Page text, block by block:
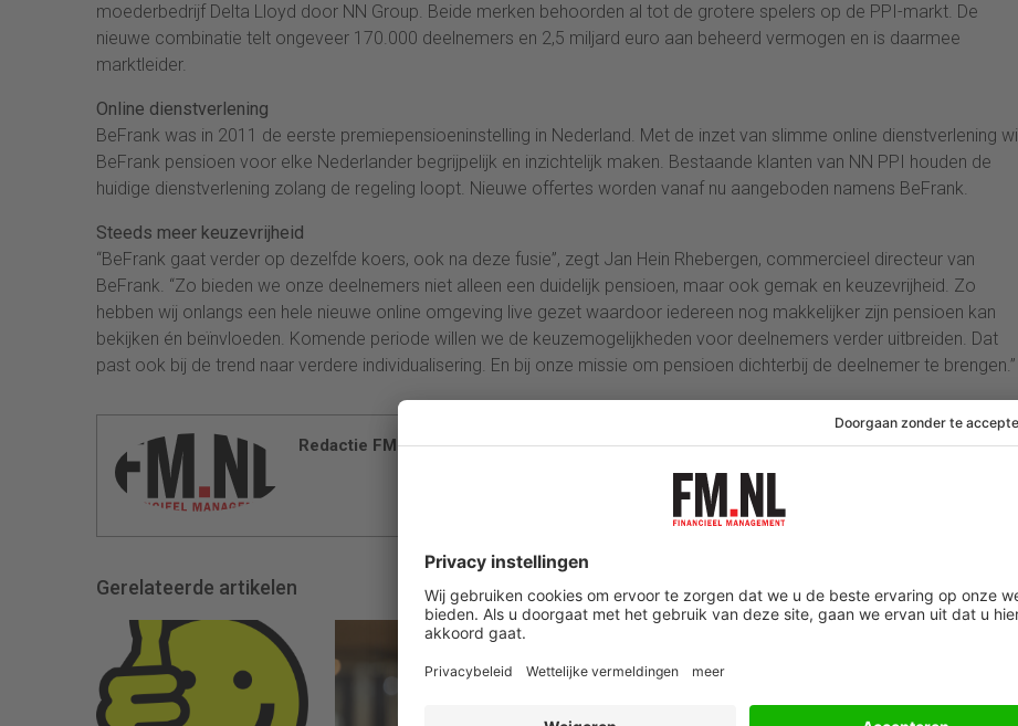
moederbedrijf Delta Lloyd door NN Group. Beide merken behoorden al tot de grotere spelers op de PPI-markt. De
nieuwe combinatie telt ongeveer 170.000 deelnemers en 2,5 miljard euro aan beheerd vermogen en is daarmee
marktleider.
Online dienstverlening
BeFrank was in 2011 de eerste premiepensioeninstelling in Nederland. Met de inzet van slimme online dienstverlening wil
BeFrank pensioen voor elke Nederlander begrijpelijk en inzichtelijk maken. Bestaande klanten van NN PPI houden de
huidige dienstverlening zolang de regeling loopt. Nieuwe offertes worden vanaf nu aangeboden namens BeFrank.
Steeds meer keuzevrijheid
“BeFrank gaat verder op dezelfde koers, ook na deze fusie”, zegt Jan Hein Rhebergen, commercieel directeur van
BeFrank. “Zo bieden we onze deelnemers niet alleen een duidelijk pensioen, maar ook gemak en keuzevrijheid. Zo
hebben wij onlangs een hele nieuwe online omgeving live gezet waardoor iedereen nog makkelijker zijn pensioen kan
bekijken én beïnvloeden. Komende periode willen we de keuzemogelijkheden voor deelnemers verder uitbreiden. Dat
past ook bij de trend naar verdere individualisering. En bij onze missie om pensioen dichterbij de deelnemer te brengen.”
Redactie FM
Gerelateerde artikelen